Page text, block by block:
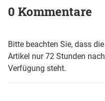
0 Kommentare
Bitte beachten Sie, dass
Artikel nur 72 Stunden
Verfügung steht.